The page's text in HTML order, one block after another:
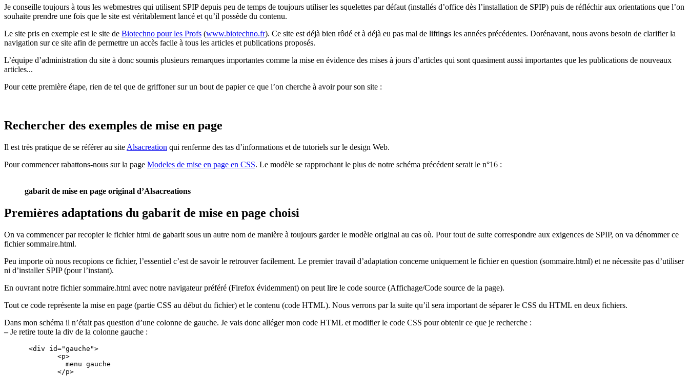
Je conseille toujours à tous les webmestres qui utilisent SPIP depuis peu de temps de toujours utiliser les squelettes par défaut (installés d’office dès l’installation de SPIP) puis de réfléchir aux orientations que l’on
souhaite prendre une fois que le site est véritablement lancé et qu’il possède du contenu.
Le site pris en exemple est le site de Biotechno pour les Profs (www.biotechno.fr). Ce site est déjà bien rôdé et à déjà eu pas mal de liftings les années précédentes. Dorénavant, nous avons besoin de clarifier la
navigation sur ce site afin de permettre un accès facile à tous les articles et publications proposés.
L’équipe d’administration du site à donc soumis plusieurs remarques importantes comme la mise en évidence des mises à jours d’articles qui sont quasiment aussi importantes que les publications de nouveaux
articles...
Pour cette première étape, rien de tel que de griffoner sur un bout de papier ce que l’on cherche à avoir pour son site :
Rechercher des exemples de mise en page
Il est très pratique de se référer au site Alsacreation qui renferme des tas d’informations et de tutoriels sur le design Web.
Pour commencer rabattons-nous sur la page Modeles de mise en page en CSS. Le modèle se rapprochant le plus de notre schéma précédent serait le n°16 :
gabarit de mise en page original d’Alsacreations
Premières adaptations du gabarit de mise en page choisi
On va commencer par recopier le fichier html de gabarit sous un autre nom de manière à toujours garder le modèle original au cas où. Pour tout de suite correspondre aux exigences de SPIP, on va dénommer ce
fichier sommaire.html.
Peu importe où nous recopions ce fichier, l’essentiel c’est de savoir le retrouver facilement. Le premier travail d’adaptation concerne uniquement le fichier en question (sommaire.html) et ne nécessite pas d’utiliser
ni d’installer SPIP (pour l’instant).
En ouvrant notre fichier sommaire.html avec notre navigateur préféré (Firefox évidemment) on peut lire le code source (Affichage/Code source de la page).
Tout ce code représente la mise en page (partie CSS au début du fichier) et le contenu (code HTML). Nous verrons par la suite qu’il sera important de séparer le CSS du HTML en deux fichiers.
Dans mon schéma il n’était pas question d’une colonne de gauche. Je vais donc alléger mon code HTML et modifier le code CSS pour obtenir ce que je recherche :
–Je retire toute la div de la colonne gauche :
<div id="gauche">
        <p>
          menu gauche
        </p>